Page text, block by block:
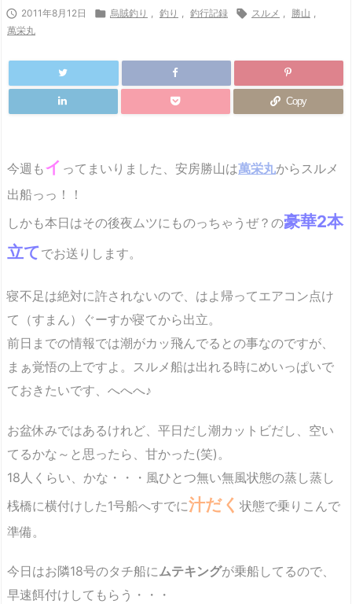
 2011年8月12日  烏賊釣り , 釣り , 釣行記録  スルメ , 勝山 ,
萬栄丸
Copy
今週もイ ってまいりました、安房勝山は萬栄丸からスルメ
出船っっ！！
しかも本日はその後夜ムツにものっちゃうぜ？の豪華2本
立てでお送りします。
寝不足は絶対に許されないので、はよ帰ってエアコン点け
て（すまん）ぐーすか寝てから出立。
前日までの情報では潮がカッ飛んでるとの事なのですが、
まぁ覚悟の上ですよ。スルメ船は出れる時にめいっぱいで
ておきたいです、へへへ♪
お盆休みではあるけれど、平日だし潮カットビだし、空い
てるかな～と思ったら、甘かった(笑)。
18人くらい、かな・・・風ひとつ無い無風状態の蒸し蒸し
桟橋に横付けした1号船へすでに汁だく 状態で乗りこんで
準備。
今日はお隣18号のタチ船にムテキングが乗船してるので、
早速餌付けしてもらう・・・